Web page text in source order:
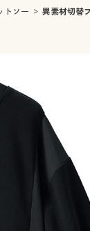
通販すべて
家電・雑貨す
トソー 異素材切替